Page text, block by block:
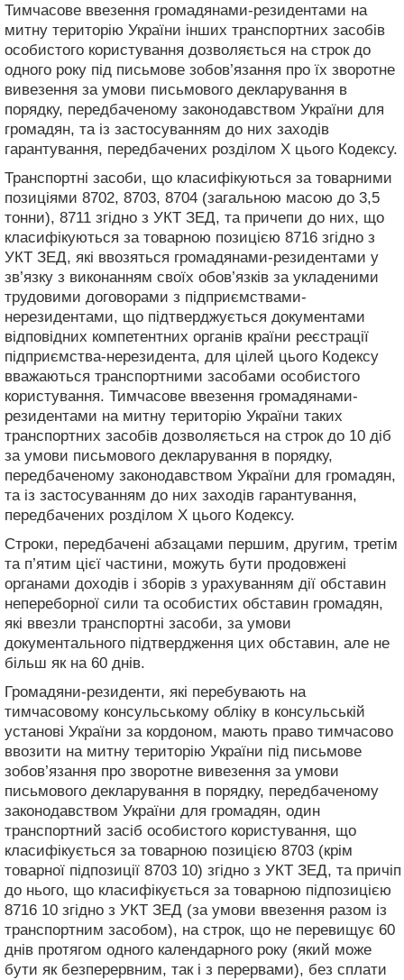
Тимчасове ввезення громадянами-резидентами на
митну територію України інших транспортних засобів
особистого користування дозволяється на строк до
одного року під письмове зобов’язання про їх зворотне
вивезення за умови письмового декларування в
порядку, передбаченому законодавством України для
громадян, та із застосуванням до них заходів
гарантування, передбачених розділом Х цього Кодексу.
Транспортні засоби, що класифікуються за товарними
позиціями 8702, 8703, 8704 (загальною масою до 3,5
тонни), 8711 згідно з УКТ ЗЕД, та причепи до них, що
класифікуються за товарною позицією 8716 згідно з
УКТ ЗЕД, які ввозяться громадянами-резидентами у
зв’язку з виконанням своїх обов’язків за укладеними
трудовими договорами з підприємствами-
нерезидентами, що підтверджується документами
відповідних компетентних органів країни реєстрації
підприємства-нерезидента, для цілей цього Кодексу
вважаються транспортними засобами особистого
користування. Тимчасове ввезення громадянами-
резидентами на митну територію України таких
транспортних засобів дозволяється на строк до 10 діб
за умови письмового декларування в порядку,
передбаченому законодавством України для громадян,
та із застосуванням до них заходів гарантування,
передбачених розділом X цього Кодексу.
Строки, передбачені абзацами першим, другим, третім
та п’ятим цієї частини, можуть бути продовжені
органами доходів і зборів з урахуванням дії обставин
непереборної сили та особистих обставин громадян,
які ввезли транспортні засоби, за умови
документального підтвердження цих обставин, але не
більш як на 60 днів.
Громадяни-резиденти, які перебувають на
тимчасовому консульському обліку в консульській
установі України за кордоном, мають право тимчасово
ввозити на митну територію України під письмове
зобов’язання про зворотне вивезення за умови
письмового декларування в порядку, передбаченому
законодавством України для громадян, один
транспортний засіб особистого користування, що
класифікується за товарною позицією 8703 (крім
товарної підпозиції 8703 10) згідно з УКТ ЗЕД, та причіп
до нього, що класифікується за товарною підпозицією
8716 10 згідно з УКТ ЗЕД (за умови ввезення разом із
транспортним засобом), на строк, що не перевищує 60
днів протягом одного календарного року (який може
бути як безперервним, так і з перервами), без сплати